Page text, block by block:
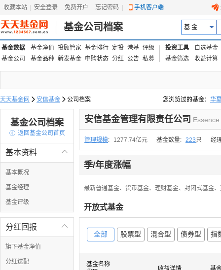
收藏本站 安全登录 免费开户 忘记密码 手机客户端
基金公司档案 基 金
基金数据 基金净值 投顾管家 基金排行 定投 港基 评级
基金公司
基金品种 新发基金 申购状态 分红 公告 私募
投资工具
自选基金
基金筛选
收益计算
天天基金网  安信基金  公司档案 您浏览过的基金： 华
易方达上证中盘ETF联
基金公司档案
 返回基金公司首页

基本资料
基本概况
基金经理
基金评级

分红回报
旗下基金净值
分红送配
安信基金管理有限责任公司
管理规模: 1277.74亿元 基金数量: 223只 经
季/年度涨幅
最新普通基金、货币基金、理财基金、封闭式基金
开放式基金
全部 股票型 混合型 债券型 指
基金名称
收益详情 基